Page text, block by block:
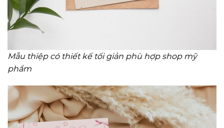
Mẫu thiệp có thiết kế tối giản phù hợp shop mỹ
phẩm